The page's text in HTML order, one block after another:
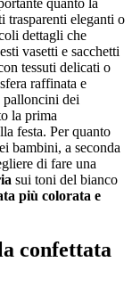
quanto la
trasparenti eleganti o
dettagli che
vasetti e sacchetti
tessuti delicati o
raffinata e
palloncini dei
la prima
festa. Per quanto
bambini, a seconda
di fare una
sui toni del bianco
più colorata e
confettata